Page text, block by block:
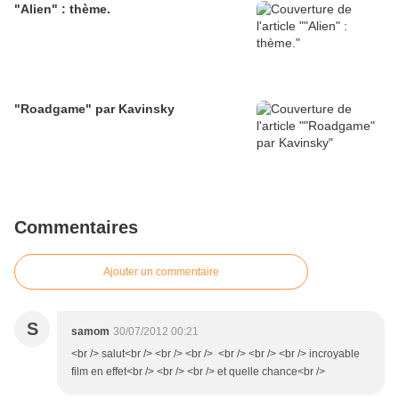
"Alien" : thème.
"Roadgame" par Kavinsky
Commentaires
Ajouter un commentaire
S samom 30/07/2012 00:21
<br /> salut<br /> <br /> <br /> <br /> <br /> <br /> incroyable
film en effet<br /> <br /> <br /> et quelle chance<br />